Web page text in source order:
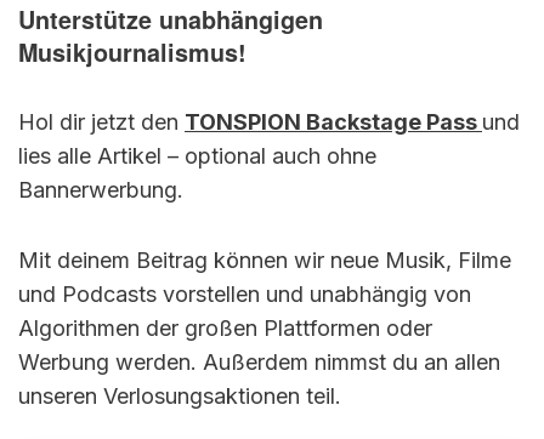
Unterstütze unabhängigen
Musikjournalismus!
Hol dir jetzt den TONSPION Backstage Pass und
lies alle Artikel – optional auch ohne
Bannerwerbung.
Mit deinem Beitrag können wir neue Musik, Filme
und Podcasts vorstellen und unabhängig von
Algorithmen der großen Plattformen oder
Werbung werden. Außerdem nimmst du an allen
unseren Verlosungsaktionen teil.